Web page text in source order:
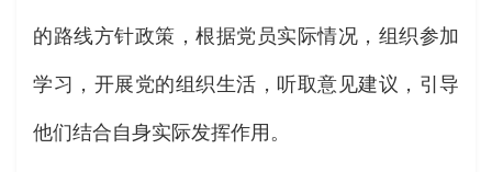
的路线方针政策，根据党员实际情况，组织参加
学习，开展党的组织生活，听取意见建议，引导
他们结合自身实际发挥作用。